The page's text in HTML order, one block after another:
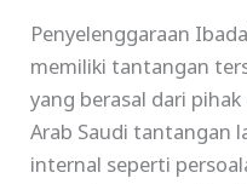
Penyelenggaraan
memiliki tantangan
yang berasal dari
Arab Saudi tantangan
internal seperti